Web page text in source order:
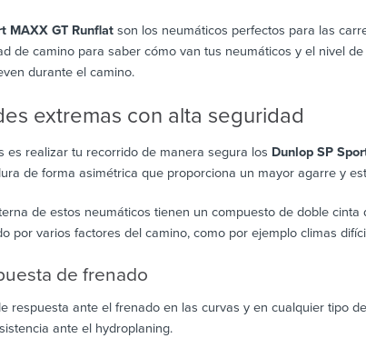
MAXX GT Runflatson los neumáticos perfectos para las
de camino para saber cómo van tus neumáticos y el nivel
durante el camino.
extremas con alta seguridad
es realizar tu recorrido de manera segura los Dunlop SP
de forma asimétrica que proporciona un mayor agarre y
de estos neumáticos tienen un compuesto de doble
por varios factores del camino, como por ejemplo climas
de frenado
respuesta ante el frenado en las curvas y en cualquier tipo
ante el hydroplaning.